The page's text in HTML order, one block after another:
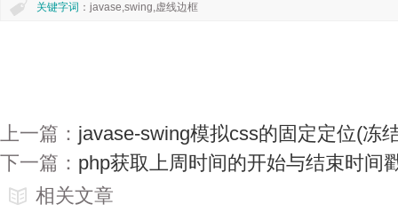
关键字词 ：javase,swing,虚线边框
上一篇： javase-swing模拟css的固定定位(冻
下一篇： php获取上周时间的开始与结束时间
相关文章